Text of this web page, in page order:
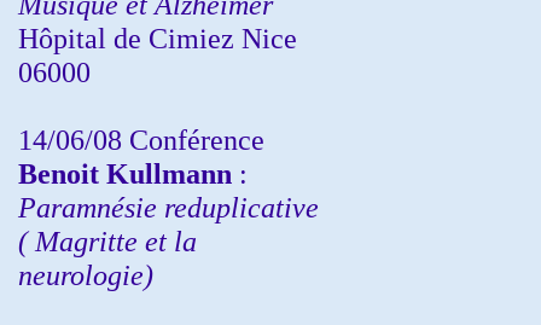
Hôpital de Cimiez Nice
06000
14/06/08 Conférence
Benoit Kullmann :
Paramnésie reduplicative
( Magritte et la
neurologie)